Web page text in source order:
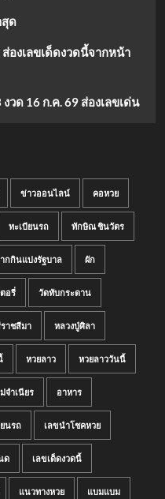
สุด
องเลขเด็ดงวดนี้จากหน้า
วด 16 ก.ค. 69 ส่องเลขเด่น
ข่าวออนไลน์ คอหวย
ทะเบียนรถ ทักษิณ ชินวัตร
กกินแบ่งรัฐบาล ผัก
อรี่ วัดทับกระดาน
าชสีมา หลวงปู่ศิลา
หวยลาว หวยลาววันนี้
จำเนียร อาหาร
นรถ เลขนำโชคหวย
ด เลขเด็ดงวดนี้
แนวทางหวย แบมแบม